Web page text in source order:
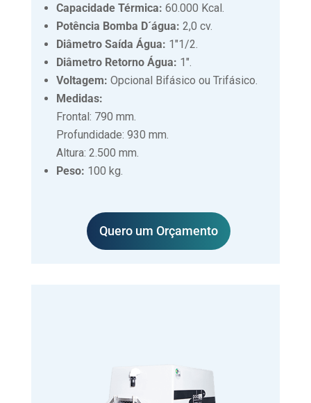
Capacidade Térmica: 60.000 Kcal.
Potência Bomba D´água: 2,0 cv.
Diâmetro Saída Água: 1″1/2.
Diâmetro Retorno Água: 1″.
Voltagem: Opcional Bifásico ou Trifásico.
Medidas:
Frontal: 790 mm.
Profundidade: 930 mm.
Altura: 2.500 mm.
Peso: 100 kg.
Quero um Orçamento